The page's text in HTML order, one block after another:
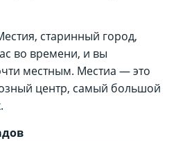
старинный город,
во времени, и вы
местным. Местиа — это
центр, самый большой